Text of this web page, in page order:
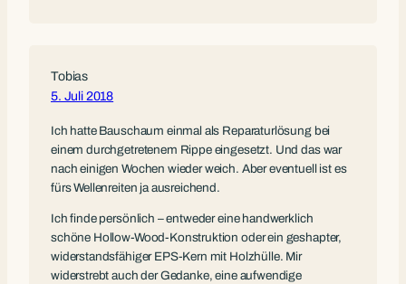
Tobias
5. Juli 2018
Ich hatte Bauschaum einmal als Reparaturlösung bei
einem durchgetretenem Rippe eingesetzt. Und das war
nach einigen Wochen wieder weich. Aber eventuell ist es
fürs Wellenreiten ja ausreichend.
Ich finde persönlich – entweder eine handwerklich
schöne Hollow-Wood-Konstruktion oder ein geshapter,
widerstandsfähiger EPS-Kern mit Holzhülle. Mir
widerstrebt auch der Gedanke, eine aufwendige